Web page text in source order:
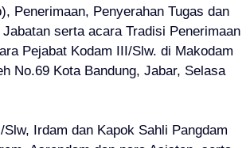
Penerimaan, Penyerahan Tugas dan
Jabatan serta acara Tradisi Penerimaan
Pejabat Kodam III/Slw. di Makodam
No.69 Kota Bandung, Jabar, Selasa
Irdam dan Kapok Sahli Pangdam